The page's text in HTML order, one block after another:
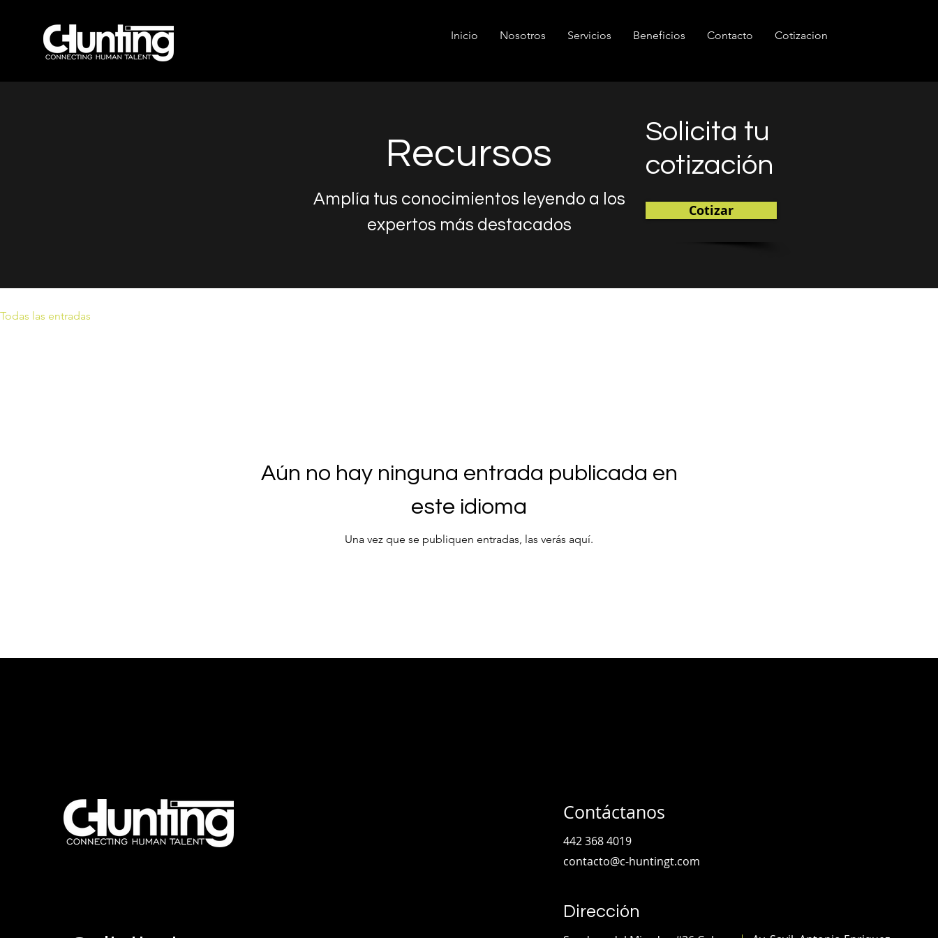
Inicio Nosotros Servicios Beneficios Contacto Cotizacion
Recursos
Solicita tu
cotización
Amplía tus conocimientos leyendo a los
expertos más destacados
Cotizar
Todas las entradas
Aún no hay ninguna entrada publicada en
este idioma
Una vez que se publiquen entradas, las verás aquí.
Contáctanos
442 368 4019
contacto@c-huntingt.com
Dirección